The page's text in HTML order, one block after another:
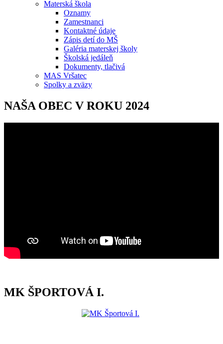
Materská škola
Oznamy
Zamestnanci
Kontaktné údaje
Zápis detí do MŠ
Galéria materskej školy
Školská jedáleň
Dokumenty, tlačivá
MAS Vršatec
Spolky a zväzy
NAŠA OBEC V ROKU 2024
MK ŠPORTOVÁ I.